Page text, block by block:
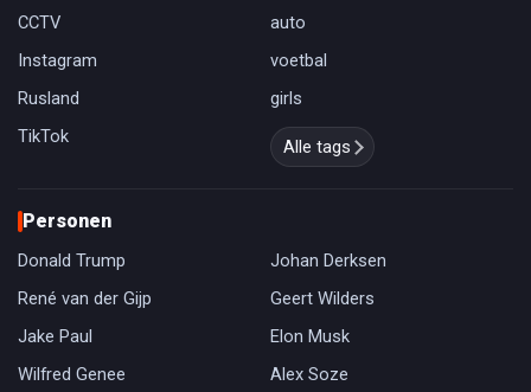
CCTV
auto
Instagram
voetbal
Rusland
girls
TikTok
Alle tags
Personen
Donald Trump
Johan Derksen
René van der Gijp
Geert Wilders
Jake Paul
Elon Musk
Wilfred Genee
Alex Soze